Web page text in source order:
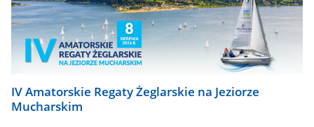
IV Amatorskie Regaty Żeglarskie na Jeziorze
Mucharskim